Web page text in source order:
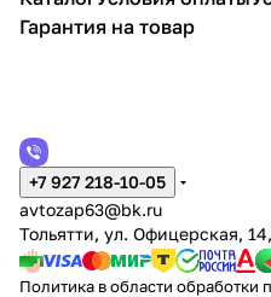
Гарантия на товар
+7 927 218-10-05
avtozap63@bk.ru
Тольятти, ул. Офицерская,
Политика в области обработки